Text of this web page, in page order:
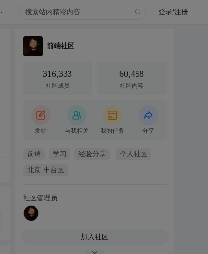
登录/注册
前端社区
316,333
社区成员
60,458
社区内容
发帖 与我相关 我的任务 分享
前端 学习 经验分享 个人社区
北京·丰台区
社区管理员
加入社区